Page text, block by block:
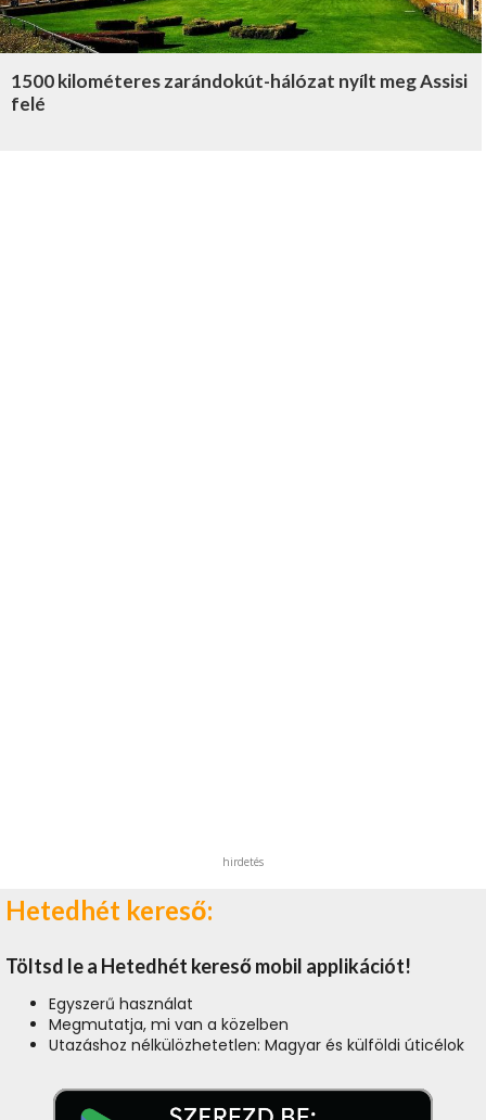
1500 kilométeres zarándokút-hálózat nyílt meg Assisi
felé
hirdetés
Hetedhét kereső:
Töltsd le a Hetedhét kereső mobil applikációt!
Egyszerű használat
Megmutatja, mi van a közelben
Utazáshoz nélkülözhetetlen: Magyar és külföldi úticélok